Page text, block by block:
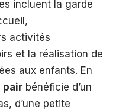
incluent la garde
activités
et la réalisation de
aux enfants. En
pair bénéficie d’un
d’une petite